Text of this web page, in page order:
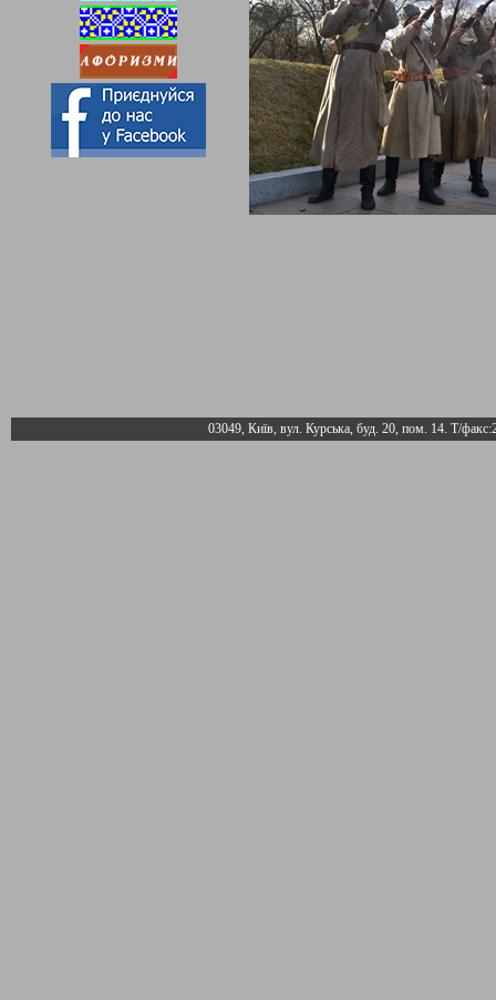
03049, Київ, вул. Курська, буд. 20, пом. 14. Т/